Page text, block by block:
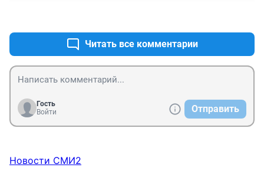
Читать все комментарии
Гость
Войти
Отправить
Новости СМИ2